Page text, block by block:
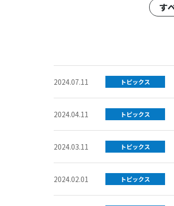
す
2024.07.11 トピックス
2024.04.11 トピックス
2024.03.11 トピックス
2024.02.01 トピックス